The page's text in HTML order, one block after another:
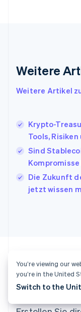
Weitere
Weitere Artikel
Krypto-
Tools,
Sind
Die Zukunft
jetzt wissen
Startklar?
English
Italien
Italiano English
EnglishFrançais
Kroatien
EnglishItaliano
Lettland
English
Liechtenstein
DeutschEnglish
Malta
English
Mexiko
Neuseeland
You’re viewing our
you’re in the United
Switch to the